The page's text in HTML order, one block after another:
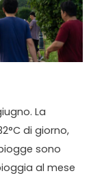
La
di giorno,
sono
al mese